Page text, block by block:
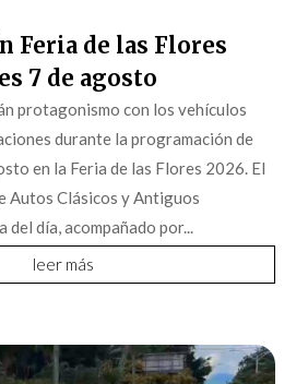
Feria de las Flores
7 de agosto
protagonismo con los vehículos
durante la programación de
en la Feria de las Flores 2026. El
Autos Clásicos y Antiguos
día, acompañado por...
leer más